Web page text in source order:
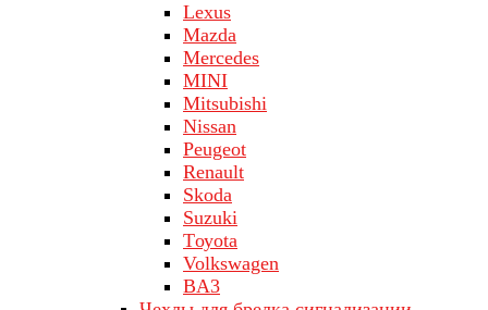
Lехus
Mazda
Merсеdеs
MINI
Mitsubishi
Nissan
Peugeot
Renault
Skoda
Suzuki
Tоуоta
Volkswagen
ВA3